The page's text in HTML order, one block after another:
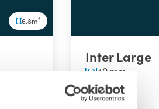
6.8m²
Inter Large
40 mm
VANAF
4.382,00